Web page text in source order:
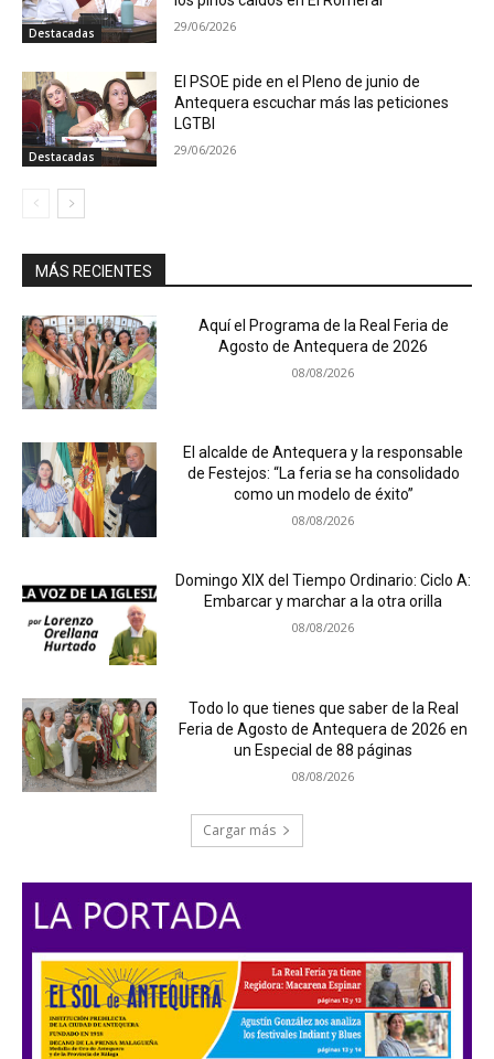
Destacadas 29/06/2026
Destacadas
El PSOE pide en el Pleno de junio de
Antequera escuchar más las peticiones
LGTBI
29/06/2026
MÁS RECIENTES
Aquí el Programa de la Real Feria de
Agosto de Antequera de 2026
08/08/2026
El alcalde de Antequera y la responsable
de Festejos: “La feria se ha consolidado
como un modelo de éxito”
08/08/2026
Domingo XIX del Tiempo Ordinario: Ciclo A:
Embarcar y marchar a la otra orilla
08/08/2026
Todo lo que tienes que saber de la Real
Feria de Agosto de Antequera de 2026 en
un Especial de 88 páginas
08/08/2026
Cargar más